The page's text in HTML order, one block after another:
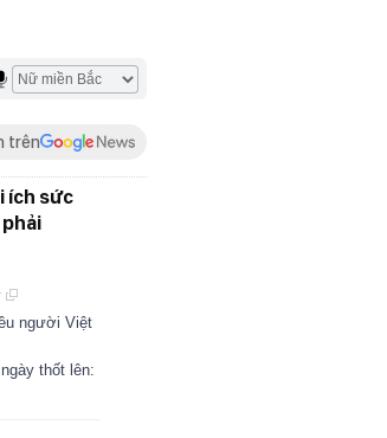
trên
ích sức
người Việt
thốt lên: